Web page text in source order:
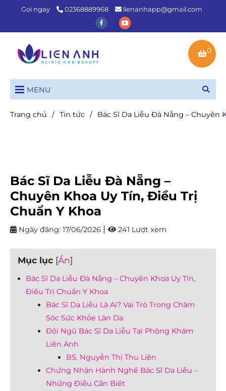
Gọi ngay 02368889968 lienanhapp@gmail.com
0
MENU
Trang chủ / Tin tức / Bác Sĩ Da Liễu Đà Nẵng – Chuyên
Bác Sĩ Da Liễu Đà Nẵng –
Chuyên Khoa Uy Tín, Điều Trị
Chuẩn Y Khoa
Ngày đăng: 17/06/2026 241 Lượt xem
Mục lục [Ẩn]
Bác Sĩ Da Liễu Đà Nẵng – Chuyên Khoa Uy Tín,
Điều Trị Chuẩn Y Khoa
Bác Sĩ Da Liễu Là Ai? Vai Trò Trong Chăm
Sóc Sức Khỏe Làn Da
Đội Ngũ Bác Sĩ Da Liễu Tại Phòng Khám
Liên Anh
BS. Nguyễn Thị Thu Liên
Chứng Nhận Hành Nghề Bác Sĩ Da Liễu –
Những Điều Cần Biết